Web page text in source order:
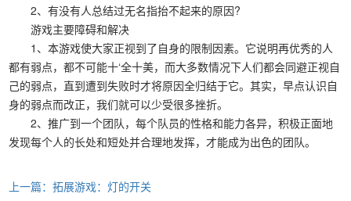
2、有没有人总结过无名指抬不起来的原因?
游戏主要障碍和解决
1、本游戏使大家正视到了自身的限制因素。它说明再优秀的人
都有弱点，都不可能十‘全十美，而大多数情况下人们都会同避正视自
己的弱点，直到遭到失败时才将原因全归结于它。其实，早点认识自
身的弱点而改正，我们就可以少受很多挫折。
2、推广到一个团队，每个队员的性格和能力各异，积极正面地
发现每个人的长处和短处并合理地发挥，才能成为出色的团队。
上一篇：拓展游戏：灯的开关